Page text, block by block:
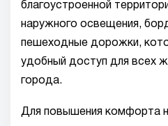
благоустроенной
наружного освещения,
пешеходные дорожки,
удобный доступ для всех
города.
Для повышения комфорта